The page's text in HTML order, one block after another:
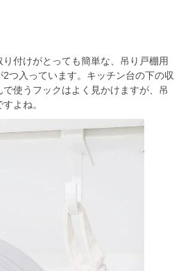
り付けがとっても簡単な、吊り戸棚用
つ入っています。キッチン台の下の収
使うフックはよく見かけますが、吊
よね。